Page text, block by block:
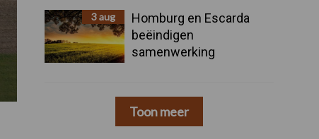
3 aug
Homburg en Escarda
beëindigen
samenwerking
Toon meer